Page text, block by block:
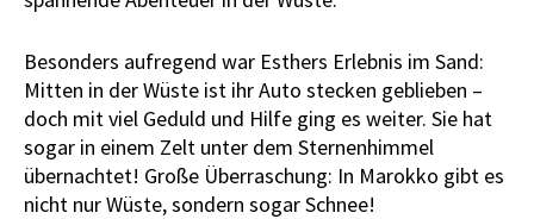
Besonders aufregend war Esthers Erlebnis im Sand:
Mitten in der Wüste ist ihr Auto stecken geblieben –
doch mit viel Geduld und Hilfe ging es weiter. Sie hat
sogar in einem Zelt unter dem Sternenhimmel
übernachtet! Große Überraschung: In Marokko gibt es
nicht nur Wüste, sondern sogar Schnee!